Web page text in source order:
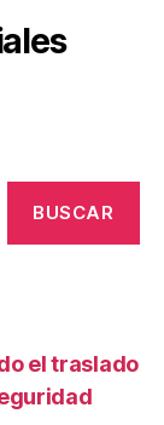
el traslado